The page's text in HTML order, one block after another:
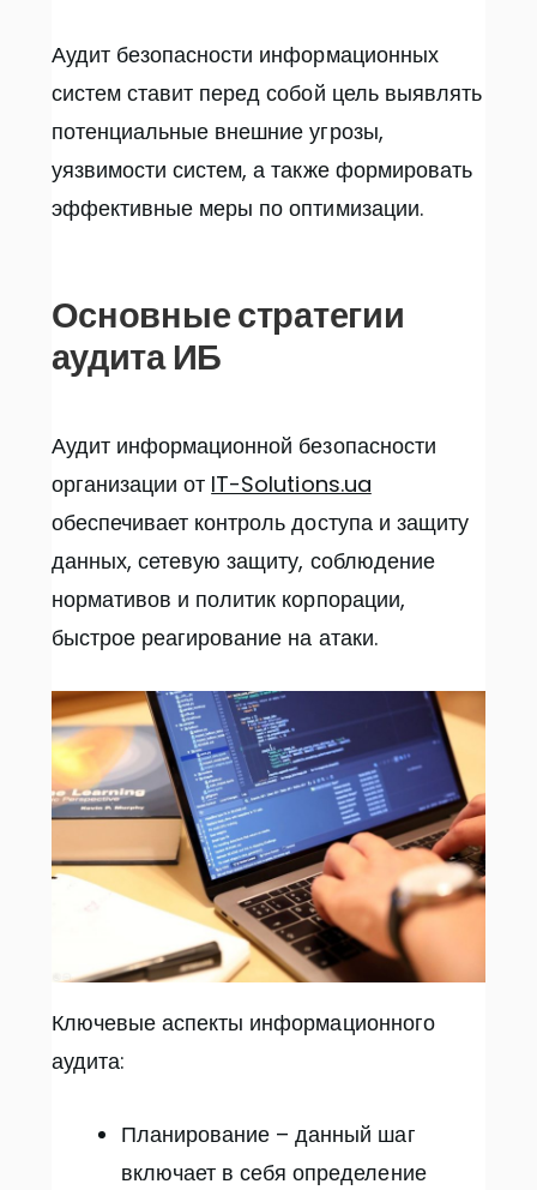
Аудит безопасности информационных
систем ставит перед собой цель выявлять
потенциальные внешние угрозы,
уязвимости систем, а также формировать
эффективные меры по оптимизации.
Основные стратегии
аудита ИБ
Аудит информационной безопасности
организации от IT-Solutions.ua
обеспечивает контроль доступа и защиту
данных, сетевую защиту, соблюдение
нормативов и политик корпорации,
быстрое реагирование на атаки.
Ключевые аспекты информационного
аудита:
Планирование – данный шаг
включает в себя определение